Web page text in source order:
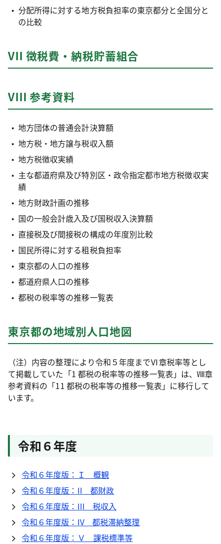
分配所得に対する地方税負担率の東京都分と全国分と
の比較
VII 徴税費・納税貯蓄組合
VIII 参考資料
地方団体の普通会計決算額
地方税・地方譲与税収入額
地方税徴収実績
主な都道府県及び特別区・政令指定都市地方税徴収実
績
地方財政計画の推移
国の一般会計歳入及び国税収入決算額
直接税及び間接税の構成の年度別比較
国民所得に対する租税負担率
東京都の人口の推移
都道府県人口の推移
都税の税率等の推移一覧表
東京都の地域別人口地図
（注）内容の整理により令和５年度までⅥ章税率等とし
て掲載していた「1 都税の税率等の推移一覧表」は、Ⅷ章
参考資料の「11 都税の税率等の推移一覧表」に移行して
います。
令和６年度
令和６年度版：Ｉ 概観
令和６年度版：II 都財政
令和６年度版：III 税収入
令和６年度版：IV 都税滞納整理
令和６年度版：Ｖ 課税標準等